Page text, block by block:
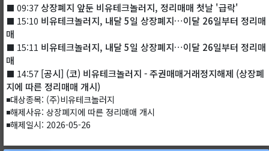
⬛ 09:37상장폐지 앞둔 비유테크놀러지, 정리매매 첫날 '급락'
⬛ 15:10 비유테크놀러지, 내달 5일 상장폐지…이달 26일부터 정리매
매
⬛ 15:11 비유테크놀러지, 내달 5일 상장폐지…이달 26일부터 정리매
매
⬛ 14:57 [공시] (코) 비유테크놀러지 - 주권매매거래정지해제 (상장폐
지에 따른 정리매매 개시)
◾대상종목: (주)비유테크놀러지
◾해제사유: 상장폐지에 따른 정리매매 개시
◾해제일시: 2026-05-26